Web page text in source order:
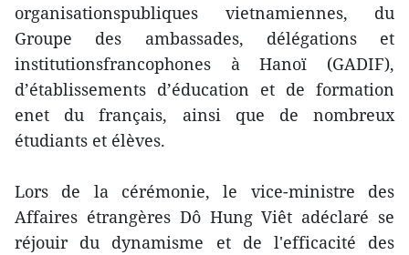
organisationspubliques vietnamiennes, du
Groupe des ambassades, délégations et
institutionsfrancophones à Hanoï (GADIF),
d’établissements d’éducation et de formation
enet du français, ainsi que de nombreux
étudiants et élèves.
Lors de la cérémonie, le vice-ministre des
Affaires étrangères Dô Hung Viêt adéclaré se
réjouir du dynamisme et de l'efficacité des